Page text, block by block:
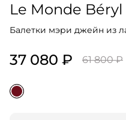
Le Monde Béryl
Балетки мэри джейн из
37 080 ₽ 61 800 ₽